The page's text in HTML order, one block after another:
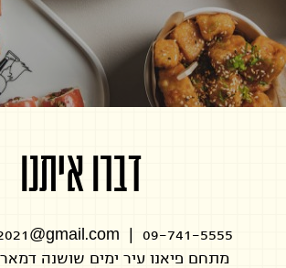
דברו איתנו
09-741-5555
מתחם פיאנו עיר ימים שושנה דמארי 10